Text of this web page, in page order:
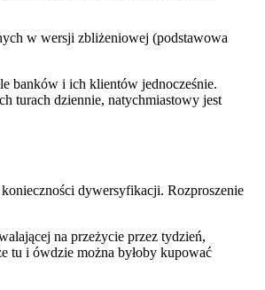
w wersji zbliżeniowej (podstawowa
banków i ich klientów jednocześnie.
turach dziennie, natychmiastowy jest
dywersyfikacji. Rozproszenie
na przeżycie przez tydzień,
tu i ówdzie można byłoby kupować